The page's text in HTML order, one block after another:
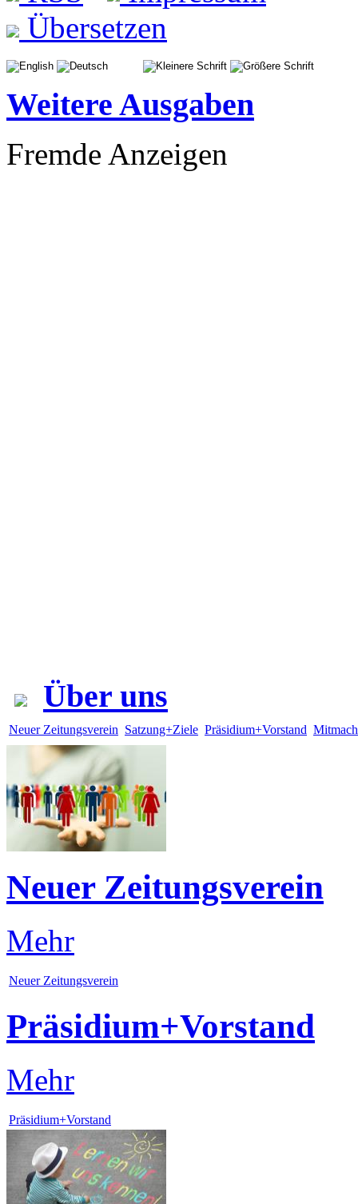
Übersetzen
Weitere Ausgaben
Fremde Anzeigen
Über uns
Neuer Zeitungsverein Satzung+Ziele Präsidium+Vorstand
Neuer Zeitungsverein
Mehr
Neuer Zeitungsverein
Präsidium+Vorstand
Mehr
Präsidium+Vorstand